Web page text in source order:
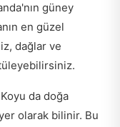
güney
en güzel
dağlar ve
da doğa
olarak bilinir. Bu